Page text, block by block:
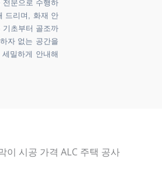
전문으로 수행하
드리며, 화재 안
기초부터 골조까
자 없는 공간을
밀하게 안내해
이 시공 가격 ALC 주택 공사